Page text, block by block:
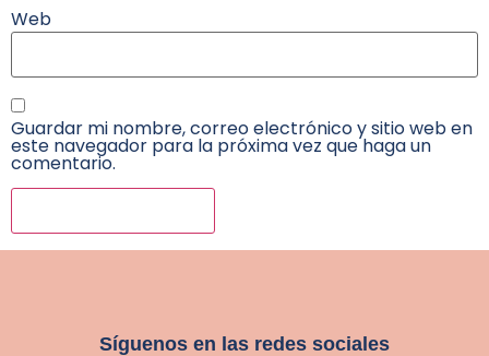
Web
Guardar mi nombre, correo electrónico y sitio web en
este navegador para la próxima vez que haga un
comentario.
Síguenos en las redes sociales